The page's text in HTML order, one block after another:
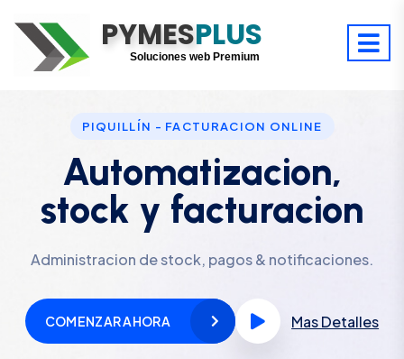
PYMESPLUS
Digitaliza tu éxito
Soluciones web Premium
PIQUILLÍN - FACTURACION ONLINE
Automatizacion,
stock y facturacion
Administracion de stock, pagos & notificaciones.
COMENZAR AHORA Mas Detalles